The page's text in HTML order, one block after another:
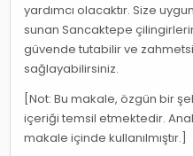
yardımcı olacaktır. Size
sunan Sancaktepe
güvende tutabilir ve
sağlayabilirsiniz.
[Not: Bu makale, özgün bir
içeriği temsil etmektedir.
makale içinde kullanılmıştır.]